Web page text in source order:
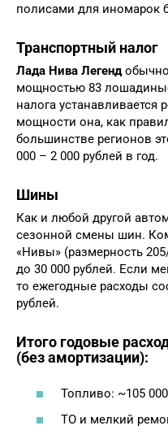
полисами для иномарок
Транспортный налог
Лада Нива Легендобычно
мощностью 83
налога устанавливается
мощности она, как
большинстве регионов
000 – 2 000 рублей в год.
Шины
Как и любой другой
сезонной смены шин.
«Нивы» (размерность
до 30 000 рублей. Если
то ежегодные расходы
рублей.
Итого годовые
(без амортизации):
Топливо: ~105
ТО и мелкий